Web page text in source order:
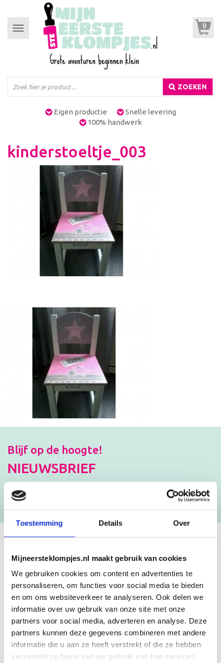
Toestemming Details Over
Mijneersteklompjes.nl maakt gebruik van cookies
We gebruiken cookies om content en advertenties te
personaliseren, om functies voor social media te bieden
en om ons websiteverkeer te analyseren. Ook delen we
informatie over uw gebruik van onze site met onze
partners voor social media, adverteren en analyse. Deze
partners kunnen deze gegevens combineren met andere
informatie die u aan ze heeft verstrekt of die ze hebben
verzameld op basis van uw gebruik van hun services.
Toggle
navigation
0
ZOEKEN
Eigen productie
Snelle levering
100% handwerk
kinderstoeltje_003
Blijf op de hoogte!
NIEUWSBRIEF
[mc4wp_form id=”3182″]
GEBOORTEKLOMPJES EN
KRAAMCADEAU MET NAAM
Unieke geboorteklompjes
Mijneersteklompjes.nl heeft al meer dan 15 jaar ervaring met het
schilderen van klompjes. Velen wisten de weg naar ons bedrijf al te
vinden en ontdekten onze leuke geboorteklompjes. Onze
geboorteklompjes bestel je gemakkelijk online. We beschilderen
de geboorteklompjes met de hand en indien gewenst in de stijl van